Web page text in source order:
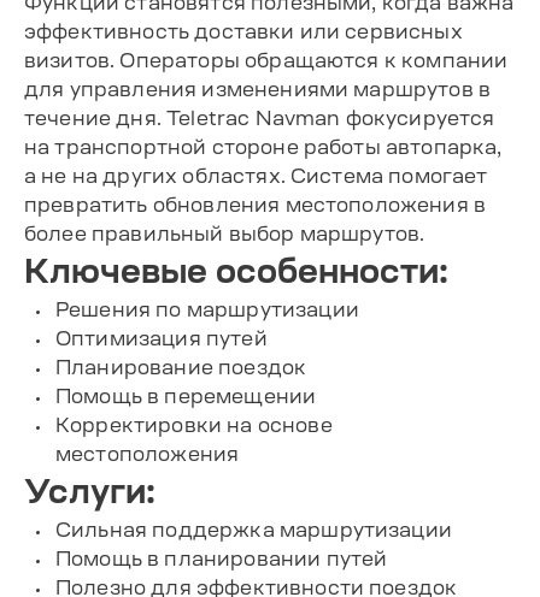
эффективность доставки или сервисных
визитов. Операторы обращаются к компании
для управления изменениями маршрутов в
течение дня. Teletrac Navman фокусируется
на транспортной стороне работы автопарка,
а не на других областях. Система помогает
превратить обновления местоположения в
более правильный выбор маршрутов.
Ключевые особенности:
Решения по маршрутизации
Оптимизация путей
Планирование поездок
Помощь в перемещении
Корректировки на основе
местоположения
Услуги:
Сильная поддержка маршрутизации
Помощь в планировании путей
Полезно для эффективности поездок